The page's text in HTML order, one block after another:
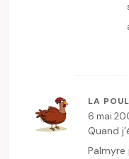
LA
6 mai
Quand
Palmyre